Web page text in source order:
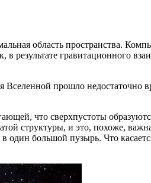
область пространства.
гравитационного
прошло недостаточно
что сверхпустоты
структуры, и это, похоже,
большой пузырь. Что